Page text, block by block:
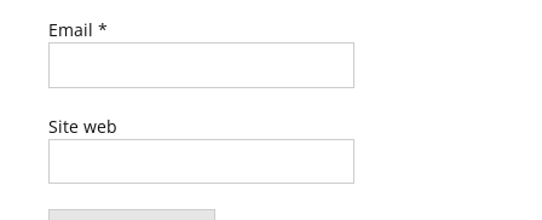
Email *
Site web